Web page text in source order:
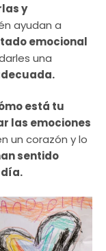
y
ayudan a
emocional
una
está tu
las emociones
un corazón y lo
sentido